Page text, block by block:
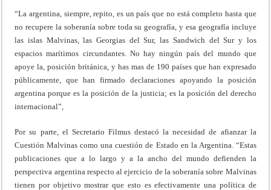
“La argentina, siempre, repito, es un país que no está completo hasta que
no recupere la soberanía sobre toda su geografía, y esa geografía incluye
las islas Malvinas, las Georgias del Sur, las Sandwich del Sur y los
espacios marítimos circundantes. No hay ningún país del mundo que
apoye la, posición británica, y has mas de 190 países que han expresado
públicamente, que han firmado declaraciones apoyando la posición
argentina porque es la posición de la justicia; es la posición del derecho
internacional”,
Por su parte, el Secretario Filmus destacó la necesidad de afianzar la
Cuestión Malvinas como una cuestión de Estado en la Argentina. “Estas
publicaciones que a lo largo y a la ancho del mundo defienden la
perspectiva argentina respecto al ejercicio de la soberanía sobre Malvinas
tienen por objetivo mostrar que esto es efectivamente una política de